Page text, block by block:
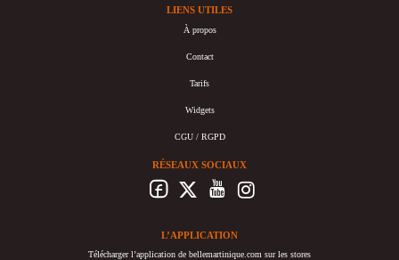
LIENS UTILES
À propos
Contact
Tarifs
Widgets
CGU / RGPD
RÉSEAUX SOCIAUX
L’APPLICATION
Télécharger l’application de bellemartinique.com sur les stores